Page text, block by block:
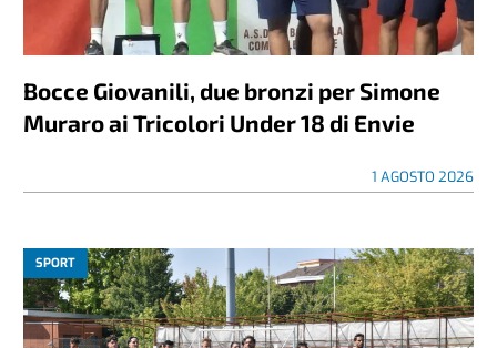
Bocce Giovanili, due bronzi per Simone
Muraro ai Tricolori Under 18 di Envie
1 AGOSTO 2026
SPORT